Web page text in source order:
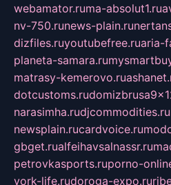
webamator.ruma-absolut1.ru
nv-750.runews-plain.ru
dizfiles.ruyoutubefree.ruaria-
planeta-samara.ru
matrasy-kemerovo.ru
dotcustoms.ru
narasimha.rudjcommodities.ru
newsplain.rucardvoice.ru
gbget.rualfeihavsalnassr.ru
petrovkasports.ruporno-
york-life.rudoroga-expo.ru